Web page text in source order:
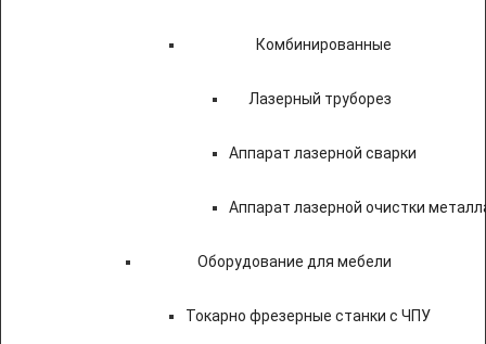
Комбинированные
Лазерный труборез
Аппарат лазерной сварки
Аппарат лазерной очистки
Оборудование для мебели
Токарно фрезерные станки с ЧПУ